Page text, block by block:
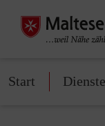
Start Dienste